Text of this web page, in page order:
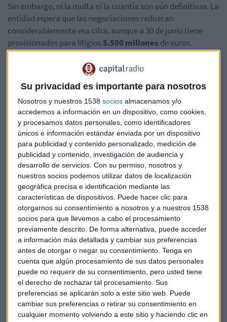
Su privacidad es importante para nosotros
Nosotros y nuestros 1538 socios almacenamos y/o
accedemos a información en un dispositivo, como cookies,
y procesamos datos personales, como identificadores
únicos e información estándar enviada por un dispositivo
para publicidad y contenido personalizado, medición de
publicidad y contenido, investigación de audiencia y
desarrollo de servicios. Con su permiso, nosotros y
nuestros socios podemos utilizar datos de localización
geográfica precisa e identificación mediante las
características de dispositivos. Puede hacer clic para
otorgarnos su consentimiento a nosotros y a nuestros 1538
socios para que llevemos a cabo el procesamiento
previamente descrito. De forma alternativa, puede acceder
a información más detallada y cambiar sus preferencias
antes de otorgar o negar su consentimiento. Tenga en
cuenta que algún procesamiento de sus datos personales
puede no requerir de su consentimiento, pero usted tiene
el derecho de rechazar tal procesamiento. Sus
preferencias se aplicarán solo a este sitio web. Puede
cambiar sus preferencias o retirar su consentimiento en
cualquier momento volviendo a este sitio y haciendo clic en
Sin embargo, ni la multa ni la cuantía son aún definitivas. La
entidad espera que las negociaciones reduzcan
considerablemente esa cifra, aunque a 30 de junio tiene
provisionados para litigios5.500 millones de euros.
Si bien aún no está claro cual será el monto final, si fuesen
14.000 millones de dólares
impuesta a un banco extranjero en Estados Unidos.
En un caso similar, el banco Goldman Sachs acordó en abril
pagar 5.100 millones de dólares para resolver las demandas
de que engañó a los inversores de bonos respaldados por
hipotecas durante la crisis financiera global. Otro ejemplo
es Bank of America, que pagó más de 16.000 millones hace
dos años por los expedientes que obtuvo tras la compra de
Merrill Lynch, o JP Morgan Chase, que también ha sido
sancionado con miles de millones tras la crisis.
La cuantía reclamada por Estados Unidos representa el
42% de los ingresosde la entidad, el 18,5% de los recursos
propios y casi el 70% de la capitalización,según Bankinter.
Explica que la sanción tendría un impacto negativo sobre el
CET-I “fully loaded” (actualmente en 10,8%) comprendido
entre el 1,5% y el 3%, algo que aumentará la presión sobre la
entidad para realizar una ampliación de capital o acelerar
la venta de activos. De confirmarse la sanción máxima,